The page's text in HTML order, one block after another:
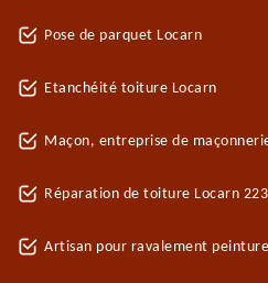
Pose de parquet Locarn
Etanchéité toiture Locarn
Maçon, entreprise de
Réparation de toiture Locarn
Artisan pour ravalement